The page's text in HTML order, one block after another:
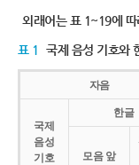
외래어는 표 1~19에 따
표 1 국제 음성 기호와
자음
국제
음성
기호
한글
모음 앞